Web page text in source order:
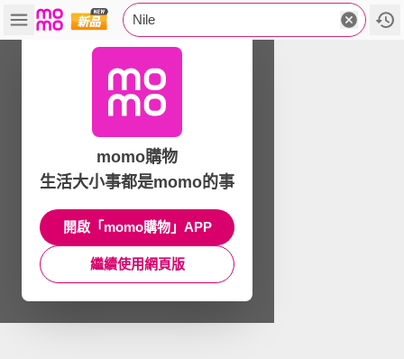
Nile
momo購物
生活大小事都是momo的事
開啟「momo購物」APP
繼續使用網頁版